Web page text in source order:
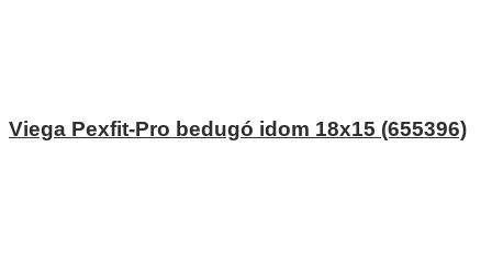
Viega Pexfit-Pro bedugó idom 18x15 (655396)